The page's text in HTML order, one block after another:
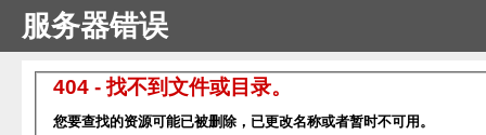
服务器错误
404 - 找不到文件或目录。
您要查找的资源可能已被删除，已更改名称或者暂时不可用。